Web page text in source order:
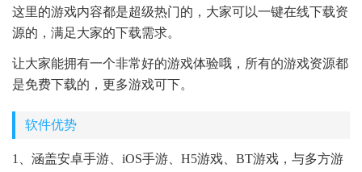
这里的游戏内容都是超级热门的，大家可以一键在线下载资
源的，满足大家的下载需求。
让大家能拥有一个非常好的游戏体验哦，所有的游戏资源都
是免费下载的，更多游戏可下。
软件优势
1、涵盖安卓手游、iOS手游、H5游戏、BT游戏，与多方游